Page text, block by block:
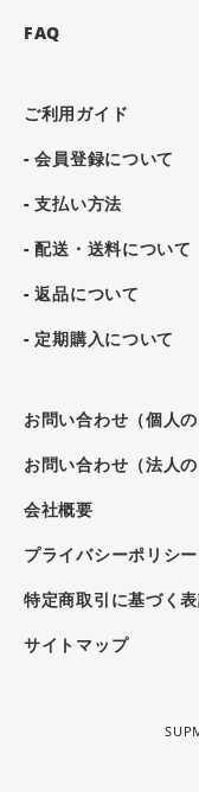
FAQ
ご利用ガイド
- 会員登録について
- 支払い方法
- 配送・送料について
- 返品について
- 定期購入について
お問い合わせ（個人の
お問い合わせ（法人の
会社概要
プライバシーポリシー
特定商取引に基づく
サイトマップ